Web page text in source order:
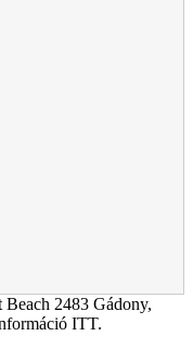
Beach 2483 Gádony,
ITT.